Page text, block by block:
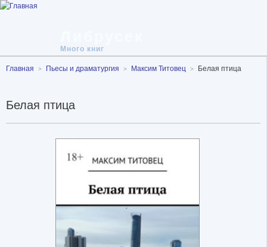
Много книг
Главная Пьесы и драматургия Максим Титовец Белая птица
Белая птица